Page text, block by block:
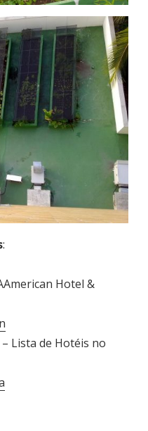
:
Hotel &
– Lista de Hotéis no